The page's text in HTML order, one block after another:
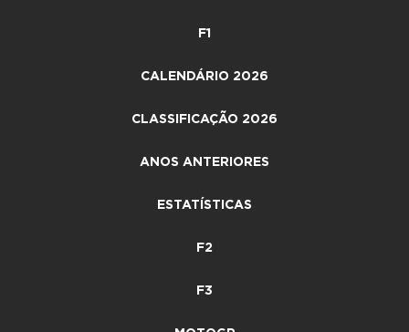
F1
CALENDÁRIO 2026
CLASSIFICAÇÃO 2026
ANOS ANTERIORES
ESTATÍSTICAS
F2
F3